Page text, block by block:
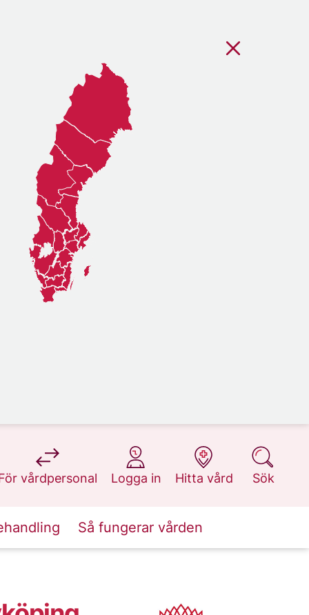
vårdpersonal
på 1177.se
Logga in
på 1177.se
Hitta vård
på 1177.se
Sök
på 1177.se
Så fungerar vården